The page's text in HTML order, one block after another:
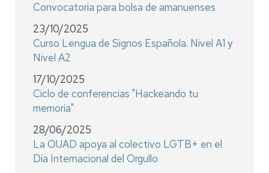
Convocatoria para bolsa de amanuenses
23/10/2025
Curso Lengua de Signos Española. Nivel A1 y
Nivel A2
17/10/2025
Ciclo de conferencias "Hackeando tu
memoria"
28/06/2025
La OUAD apoya al colectivo LGTB+ en el
Día Internacional del Orgullo